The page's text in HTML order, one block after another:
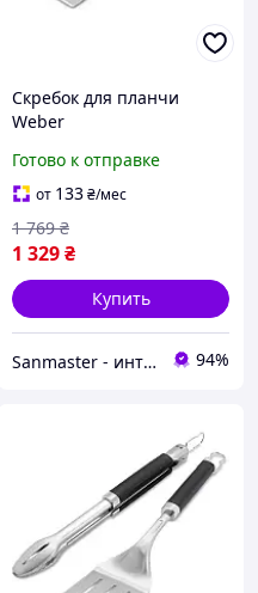
Скребок для планчи
Weber
Готово к отправке
от 133₴/мес
1 329₴
1 769 ₴
Купить
Sanmaster - интернет-магазин сантехники 94%